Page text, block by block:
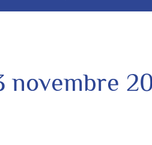
novembre